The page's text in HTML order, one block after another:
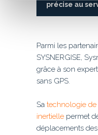
précise au
Parmi les
SYSNERGISE,
grâce à son
sans GPS.
Sa technologie
inertielle permet
déplacements